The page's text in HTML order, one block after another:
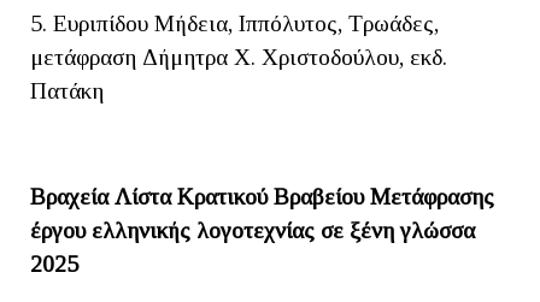
5. Ευριπίδου Μήδεια, Ιππόλυτος, Τρωάδες,
μετάφραση Δήμητρα Χ. Χριστοδούλου, εκδ.
Πατάκη
Βραχεία Λίστα Κρατικού Βραβείου Μετάφρασης
έργου ελληνικής λογοτεχνίας σε ξένη γλώσσα
2025